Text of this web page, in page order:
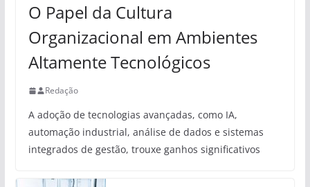
O Papel da Cultura
Organizacional em Ambientes
Altamente Tecnológicos
Redação
A adoção de tecnologias avançadas, como IA,
automação industrial, análise de dados e sistemas
integrados de gestão, trouxe ganhos significativos